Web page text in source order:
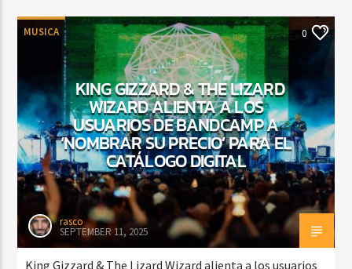
MUSICA 0
KING GIZZARD & THE LIZARD
WIZARD ALIENTA A LOS
USUARIOS DE BANDCAMP A
‘NOMBRAR SU PRECIO’ PARA EL
CATÁLOGO DIGITAL
rasco
SEPTEMBER 11, 2025
King Gizzard & The Lizard Wizard alienta a los usuarios